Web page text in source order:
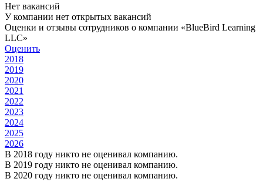
Нет вакансий
У компании нет открытых вакансий
Оценки и отзывы сотрудников о компании «BlueBird Learning
LLC»
Оценить
2018
2019
2020
2021
2022
2023
2024
2025
2026
В 2018 году никто не оценивал компанию.
В 2019 году никто не оценивал компанию.
В 2020 году никто не оценивал компанию.